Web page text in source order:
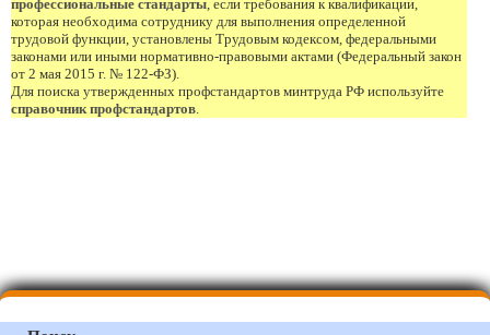
профессиональные стандарты, если требования к квалификации,
которая необходима сотруднику для выполнения определенной
трудовой функции, установлены Трудовым кодексом, федеральными
законами или иными нормативно-правовыми актами (Федеральный закон
от 2 мая 2015 г. № 122-ФЗ).
Для поиска утвержденных профстандартов минтруда РФ используйте
справочник профстандартов.